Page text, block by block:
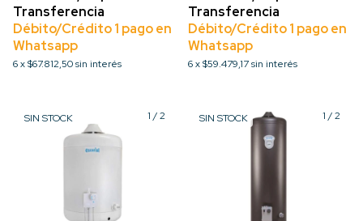
6x$67.812,50sin interés 6x$59.479,17sin interés
1 /2
SIN STOCK 1 /2
SIN STOCK